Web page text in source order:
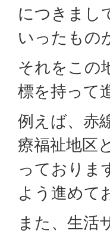
につきまし
いったもの
それをこの
標を持って
例えば、赤
療福祉地区
っておりま
よう進めて
また、生活